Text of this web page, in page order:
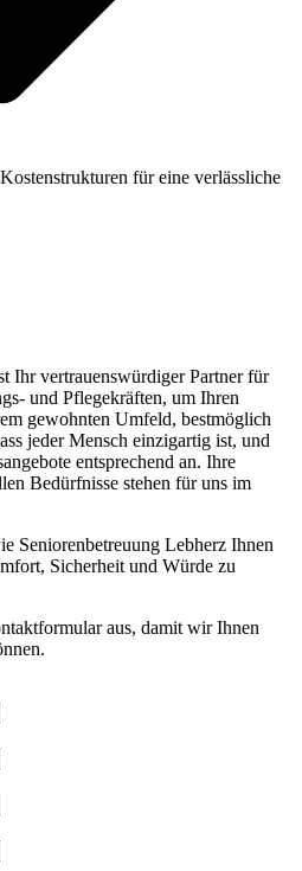
für eine verlässliche
Ihr vertrauenswürdiger Partner für
und Pflegekräften, um Ihren
gewohnten Umfeld, bestmöglich
jeder Mensch einzigartig ist, und
entsprechend an. Ihre
Bedürfnisse stehen für uns im
Seniorenbetreuung Lebherz Ihnen
Sicherheit und Würde zu
aus, damit wir Ihnen